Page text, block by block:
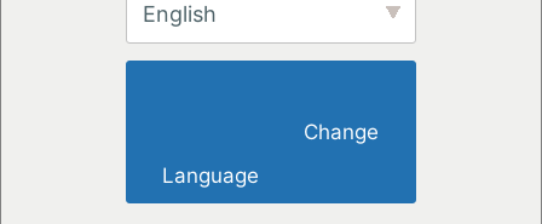
English
Language